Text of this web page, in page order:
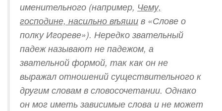
именительного (например, Чему,
господине, насильно вѣяши в «Слове о
полку Игореве»). Нередко звательный
падеж называют не падежом, а
звательной формой, так как он не
выражал отношений существительного к
другим словам в словосочетании. Однако
он мог иметь зависимые слова и не может